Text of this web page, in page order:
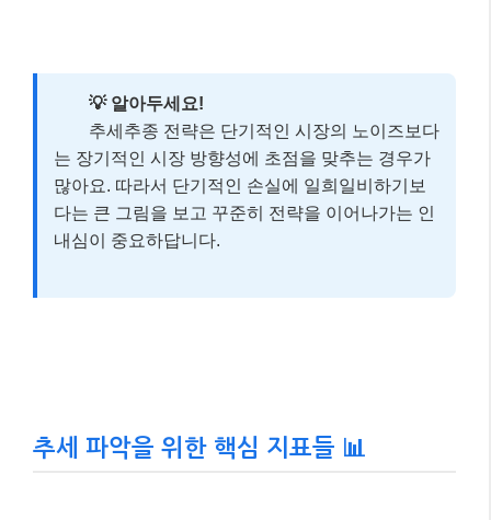
💡 알아두세요!
추세추종 전략은 단기적인 시장의 노이즈보다
는 장기적인 시장 방향성에 초점을 맞추는 경우가
많아요. 따라서 단기적인 손실에 일희일비하기보
다는 큰 그림을 보고 꾸준히 전략을 이어나가는 인
내심이 중요하답니다.
추세 파악을 위한 핵심 지표들 📊